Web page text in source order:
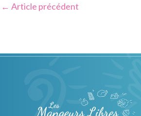
← Article précédent